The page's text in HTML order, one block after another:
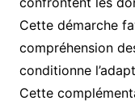
Cette démarche
compréhension
conditionne
Cette